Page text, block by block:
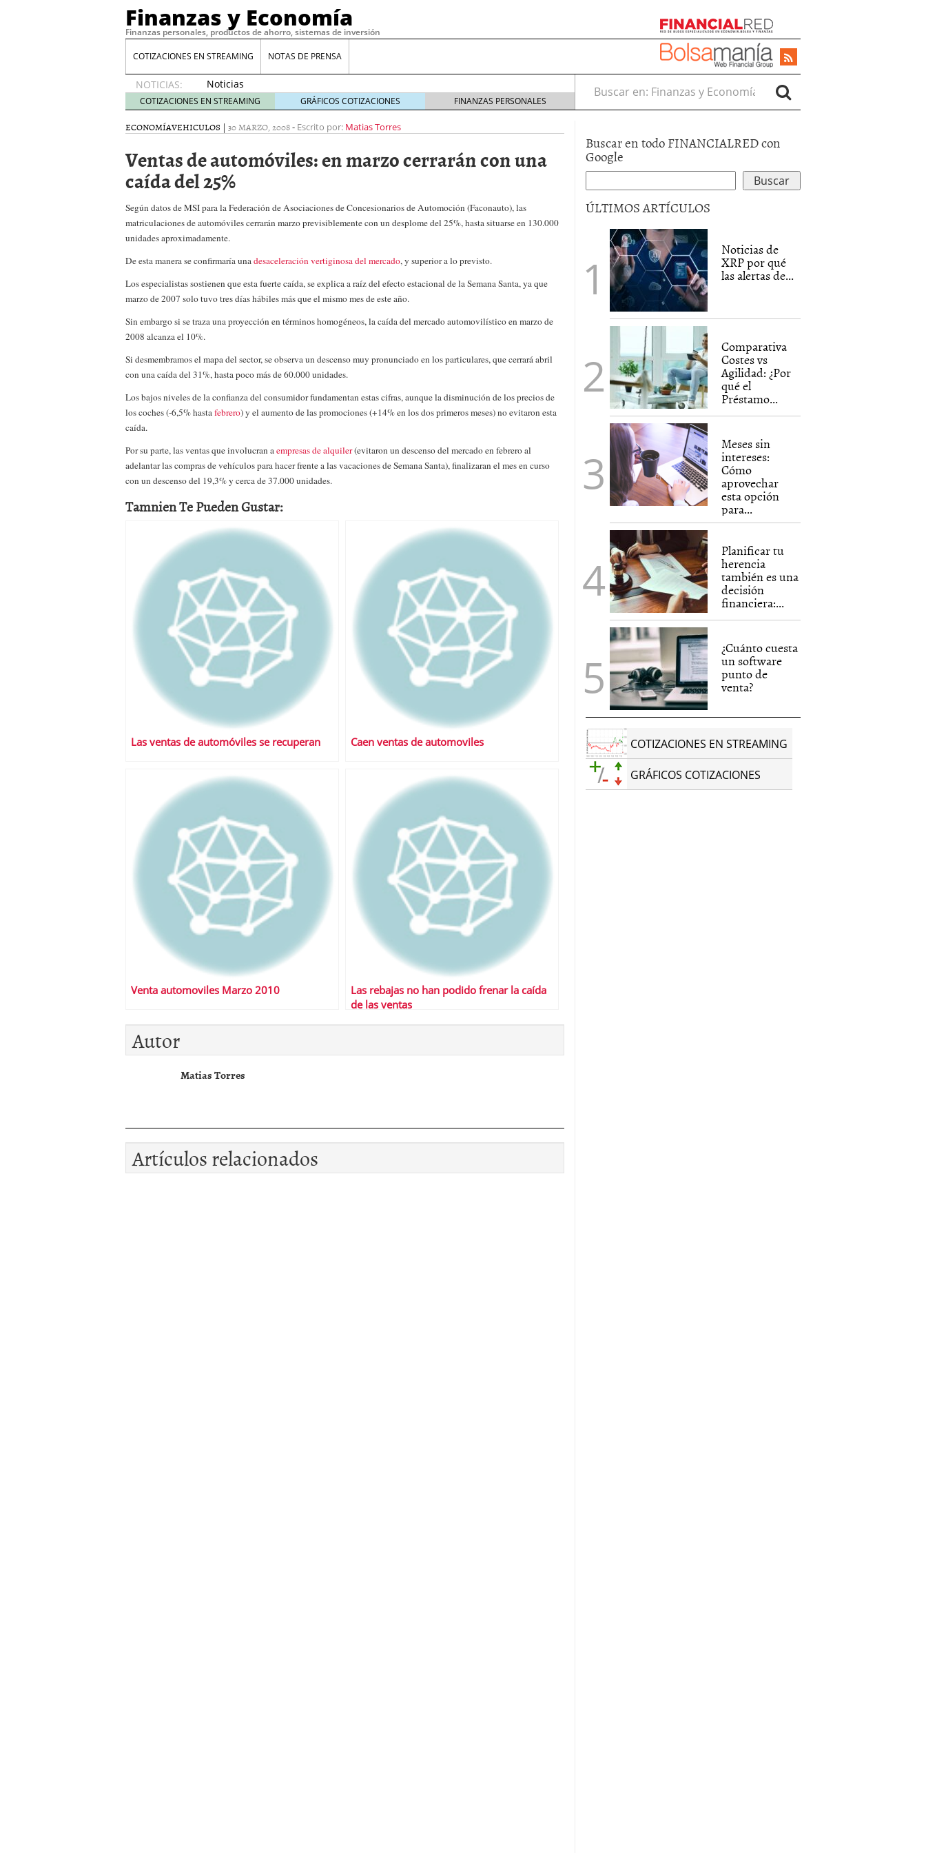
Finanzas y Economía
Finanzas personales, productos de ahorro, sistemas de inversión
COTIZACIONES EN STREAMING NOTAS DE PRENSA
NOTICIAS:
Noticias
de XRP
por qué
las
whales
suelen
llegar
tarde 16
de abril
de 2026
acelera la rentabilidad? 12 de diciembre de 2025
compras 24 de noviembre de 2025
Planificar tu herencia también es una decisión financiera: cómo anticiparte
a los costes 21 de noviembre de 2025
¿Cuánto cuesta un software punto de venta?
COTIZACIONES EN STREAMING GRÁFICOS COTIZACIONES FINANZAS PERSONALES
Buscar en:
ECONOMÍAVEHICULOS | 30 MARZO, 2008- Escrito por: Matias Torres
Ventas de automóviles: en marzo cerrarán con una
caída del 25%
Según datos de MSI para la Federación de Asociaciones de Concesionarios de Automoción (Faconauto), las
matriculaciones de automóviles cerrarán marzo previsiblemente con un desplome del 25%, hasta situarse en 130.000
unidades aproximadamente.
De esta manera se confirmaría unadesaceleración vertiginosa del mercado, y superior a lo previsto.
Los especialistas sostienen que esta fuerte caída, se explica a raíz del efecto estacional de la Semana Santa, ya que
marzo de 2007 solo tuvo tres días hábiles más que el mismo mes de este año.
Sin embargo si se traza una proyección en términos homogéneos, la caída del mercado automovilístico en marzo de
2008 alcanza el 10%.
Si desmembramos el mapa del sector, se observa un descenso muy pronunciado en los particulares, que cerrará abril
con una caída del 31%, hasta poco más de 60.000 unidades.
Los bajos niveles de la confianza del consumidor fundamentan estas cifras, aunque la disminución de los precios de
los coches (-6,5% hastafebrero) y el aumento de las promociones (+14% en los dos primeros meses) no evitaron esta
caída.
Por su parte, las ventas que involucran aempresas de alquiler(evitaron un descenso del mercado en febrero al
adelantar las compras de vehículos para hacer frente a las vacaciones de Semana Santa), finalizaran el mes en curso
con un descenso del 19,3% y cerca de 37.000 unidades.
Tamnien Te Pueden Gustar:
Las ventas de automóviles se recuperan Caen ventas de automoviles
Venta automoviles Marzo 2010
Las rebajas no han podido frenar la caída
de las ventas
Autor
Matias Torres
Artículos relacionados
Buscar en todo FINANCIALRED con
Google
ÚLTIMOS ARTÍCULOS
Noticias de
XRP por qué
las alertas de...
Comparativa
Costes vs
Agilidad: ¿Por
qué el
Préstamo...
Meses sin
intereses:
Cómo
aprovechar
esta opción
para...
Planificar tu
herencia
también es una
decisión
financiera:...
¿Cuánto cuesta
un software
punto de
venta?
COTIZACIONES EN STREAMING
GRÁFICOS COTIZACIONES